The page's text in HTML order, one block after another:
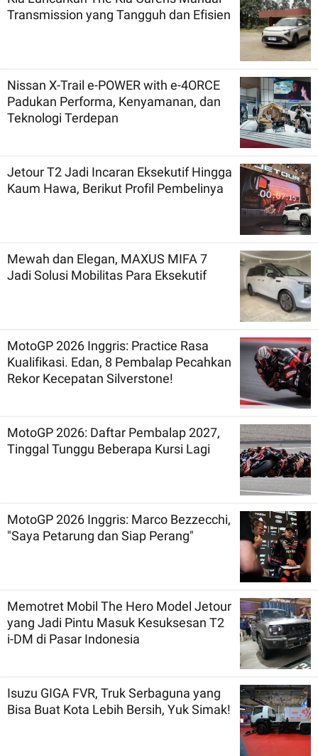
Transmission yang Tangguh dan Efisien
Nissan X-Trail e-POWER with e-4ORCE
Padukan Performa, Kenyamanan, dan
Teknologi Terdepan
Jetour T2 Jadi Incaran Eksekutif Hingga
Kaum Hawa, Berikut Profil Pembelinya
Mewah dan Elegan, MAXUS MIFA 7
Jadi Solusi Mobilitas Para Eksekutif
MotoGP 2026 Inggris: Practice Rasa
Kualifikasi. Edan, 8 Pembalap Pecahkan
Rekor Kecepatan Silverstone!
MotoGP 2026: Daftar Pembalap 2027,
Tinggal Tunggu Beberapa Kursi Lagi
MotoGP 2026 Inggris: Marco Bezzecchi,
"Saya Petarung dan Siap Perang"
Memotret Mobil The Hero Model Jetour
yang Jadi Pintu Masuk Kesuksesan T2
i-DM di Pasar Indonesia
Isuzu GIGA FVR, Truk Serbaguna yang
Bisa Buat Kota Lebih Bersih, Yuk Simak!